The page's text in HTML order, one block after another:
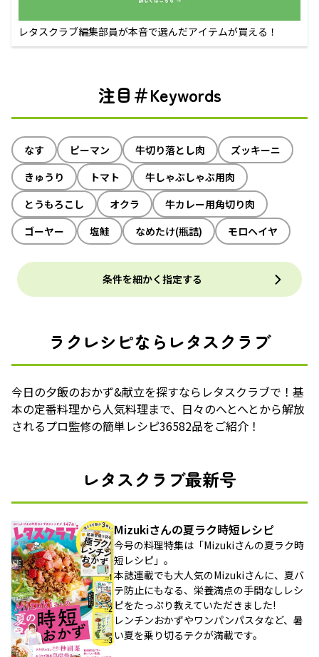
レタスクラブ編集部員が本音で選んだアイテムが買える！
注目＃Keywords
なす ピーマン 牛切り落とし肉
ズッキーニ
きゅうり
トマト
牛しゃぶしゃぶ用肉
とうもろこし
オクラ
牛カレー用角切り肉
ゴーヤー
塩鮭 なめたけ(瓶詰) モロヘイヤ
条件を細かく指定する
ラクレシピならレタスクラブ
今日の夕飯のおかず&献立を探すならレタスクラブで！基
本の定番料理から人気料理まで、日々のへとへとから解放
されるプロ監修の簡単レシピ36582品をご紹介！
レタスクラブ最新号
Mizukiさんの夏ラク時短レシピ
今号の料理特集は「Mizukiさんの夏ラク時
短レシピ」。
本誌連載でも大人気のMizukiさんに、夏バ
テ防止にもなる、栄養満点の手間なしレシ
ピをたっぷり教えていただきました!
レンチンおかずやワンパンパスタなど、暑
い夏を乗り切るテクが満載です。